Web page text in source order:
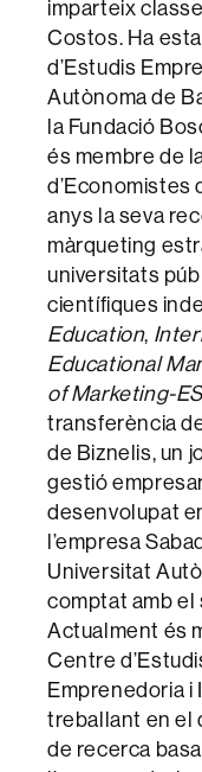
imparteix
Costos. Ha
d’Estudis
Autònoma de
la Fundació
és membre de
d’Economistes
anys la seva
màrqueting
universitats
científiques
Education,
Educational
of Marketing-
transferència
de Biznelis, un
gestió
desenvolupat
l’empresa
Universitat
comptat amb el
Actualment és
Centre
Emprenedoria i
treballant en el
de recerca